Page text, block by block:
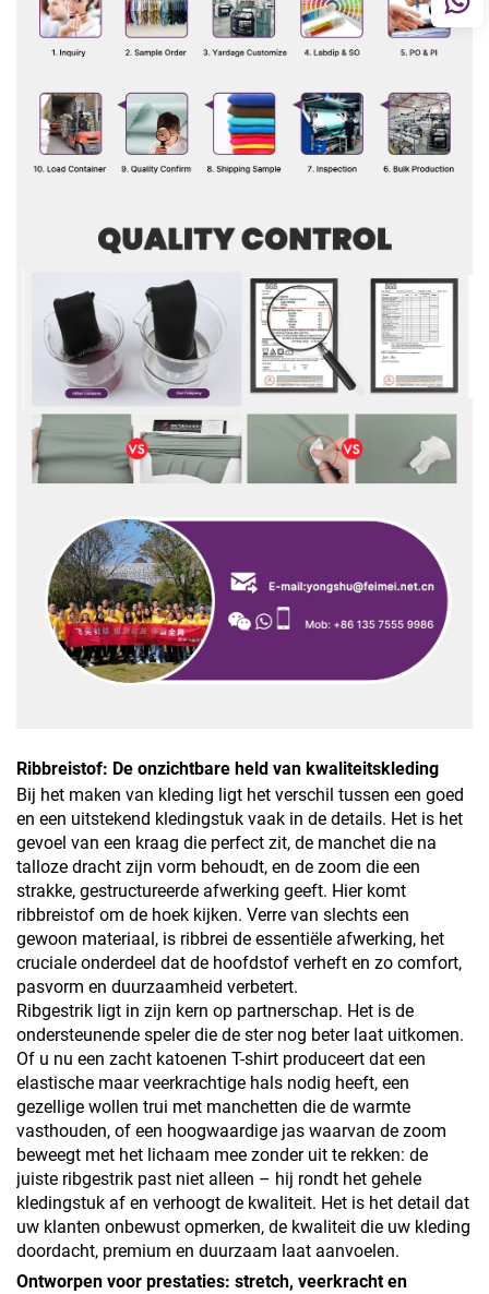
Ribbreistof: De onzichtbare held van kwaliteitskleding
Bij het maken van kleding ligt het verschil tussen een goed
en een uitstekend kledingstuk vaak in de details. Het is het
gevoel van een kraag die perfect zit, de manchet die na
talloze dracht zijn vorm behoudt, en de zoom die een
strakke, gestructureerde afwerking geeft. Hier komt
ribbreistof om de hoek kijken. Verre van slechts een
gewoon materiaal, is ribbrei de essentiële afwerking, het
cruciale onderdeel dat de hoofdstof verheft en zo comfort,
pasvorm en duurzaamheid verbetert.
Ribgestrik ligt in zijn kern op partnerschap. Het is de
ondersteunende speler die de ster nog beter laat uitkomen.
Of u nu een zacht katoenen T-shirt produceert dat een
elastische maar veerkrachtige hals nodig heeft, een
gezellige wollen trui met manchetten die de warmte
vasthouden, of een hoogwaardige jas waarvan de zoom
beweegt met het lichaam mee zonder uit te rekken: de
juiste ribgestrik past niet alleen – hij rondt het gehele
kledingstuk af en verhoogt de kwaliteit. Het is het detail dat
uw klanten onbewust opmerken, de kwaliteit die uw kleding
doordacht, premium en duurzaam laat aanvoelen.
Ontworpen voor prestaties: stretch, veerkracht en